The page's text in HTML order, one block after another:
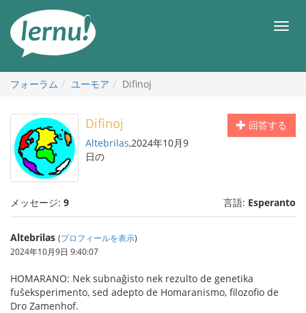
メ
フォーラム
ユーモア Difinoj
回答する
Difinoj
Altebrilas,2024年10月9
日の
メッセージ: 9 言語: Esperanto
Altebrilas (プロフィールを表示)
2024年10月9日 9:40:07
HOMARANO: Nek subnaĝisto nek rezulto de genetika
fuŝeksperimento, sed adepto de Homaranismo, filozofio de
Dro Zamenhof.